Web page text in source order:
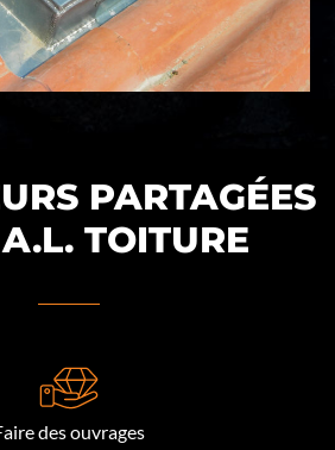
PARTAGÉES
TOITURE
des ouvrages